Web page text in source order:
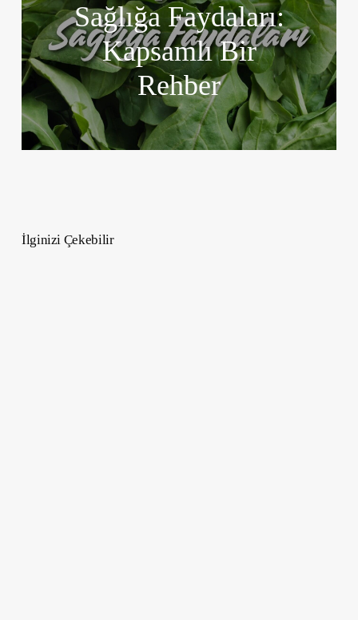
Sağlığa Faydaları:
Kapsamlı Bir
Rehber
İlginizi Çekebilir